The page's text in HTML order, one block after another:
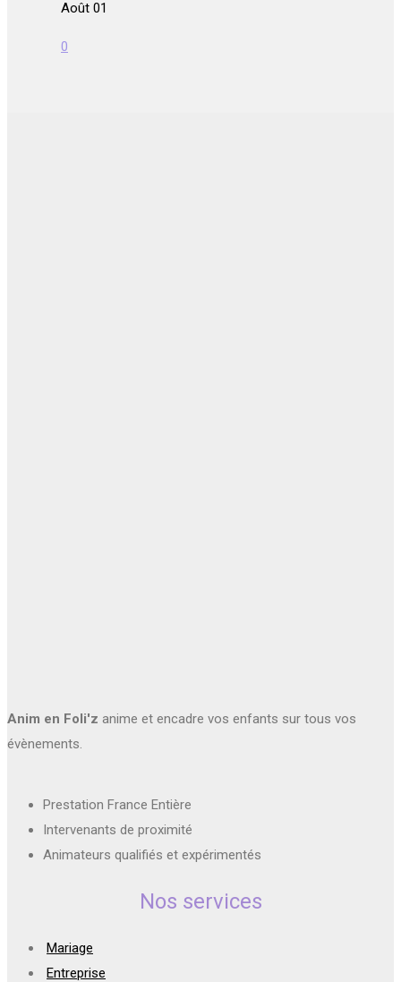
Août 01
0
Anim en Foli'z anime et encadre vos enfants sur tous vos
évènements.
Prestation France Entière
Intervenants de proximité
Animateurs qualifiés et expérimentés
Nos services
Mariage
Entreprise